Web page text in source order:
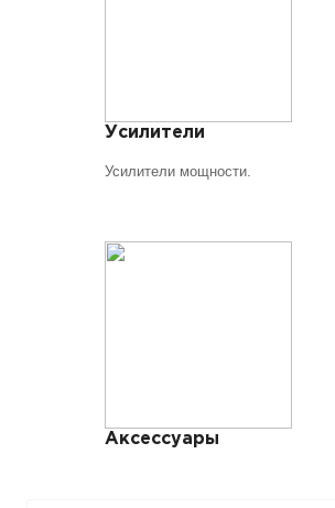
Усилители
Усилители мощности.
Аксессуары